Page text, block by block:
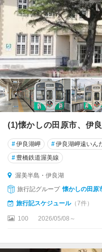
(1)懐かしの田原市、伊
#伊良湖岬 #伊良湖岬遠いん
# 豊橋鉄道渥美線
渥美半島・伊良湖
旅行記グループ 懐かしの田原
旅行記スケジュール（7件）
100 2026/05/08～